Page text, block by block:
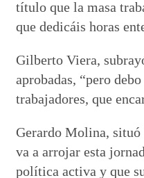
título que la masa
que dedicáis horas
Gilberto Viera,
aprobadas, “pero
trabajadores, que
Gerardo Molina, situó
va a arrojar esta
política activa y que